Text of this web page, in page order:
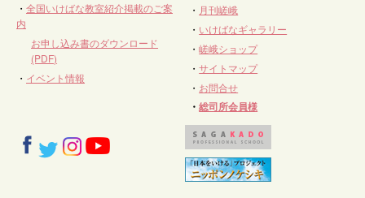
・ 全国いけばな教室紹介掲載のご案
内
お申し込み書のダウンロード
(PDF)
・ イベント情報
・ 月刊嵯峨
・ いけばなギャラリー
・嵯峨ショップ
・サイトマップ
・ お問合せ
・総司所会員様